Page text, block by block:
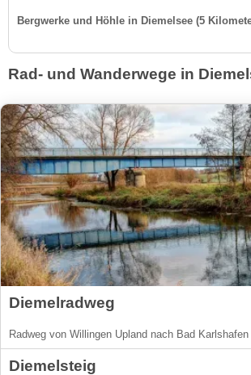
Bergwerke und Höhle in Diemelsee (5
Rad- und Wanderwege in
Diemelradweg
Radweg von Willingen Upland nach Bad
Diemelsteig